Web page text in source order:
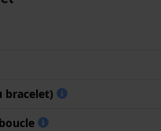
bracelet)